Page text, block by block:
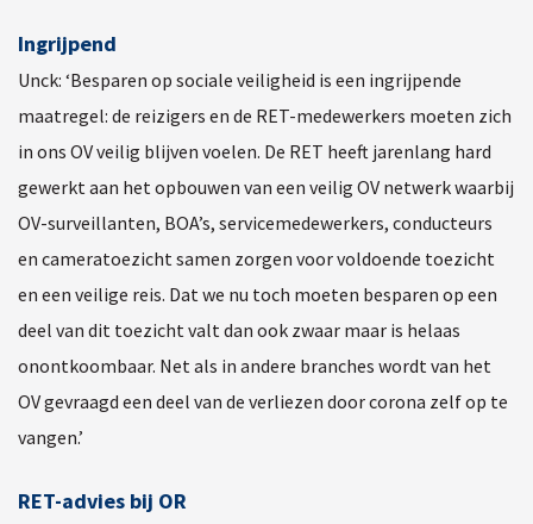
Ingrijpend
Unck: ‘Besparen op sociale veiligheid is een ingrijpende
maatregel: de reizigers en de RET-medewerkers moeten zich
in ons OV veilig blijven voelen. De RET heeft jarenlang hard
gewerkt aan het opbouwen van een veilig OV netwerk waarbij
OV-surveillanten, BOA’s, servicemedewerkers, conducteurs
en cameratoezicht samen zorgen voor voldoende toezicht
en een veilige reis. Dat we nu toch moeten besparen op een
deel van dit toezicht valt dan ook zwaar maar is helaas
onontkoombaar. Net als in andere branches wordt van het
OV gevraagd een deel van de verliezen door corona zelf op te
vangen.’
RET-advies bij OR